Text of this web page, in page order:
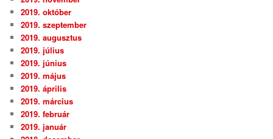
2019. október
2019. szeptember
2019. augusztus
2019. július
2019. június
2019. május
2019. április
2019. március
2019. február
2019. január